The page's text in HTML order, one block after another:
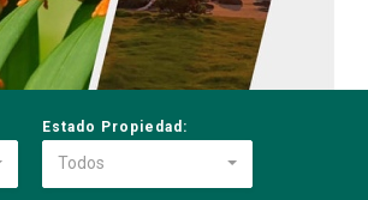
Estado Propiedad:
Todos